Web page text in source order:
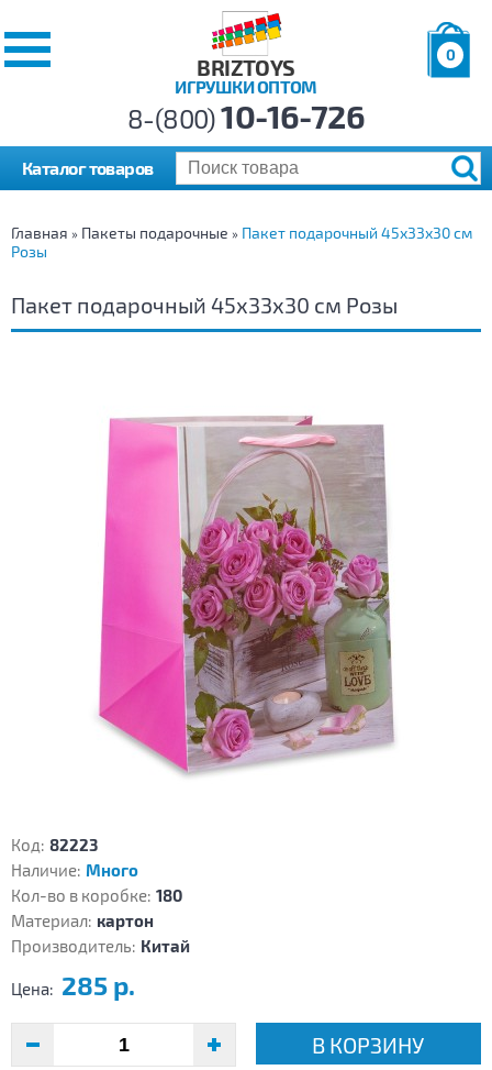
BRIZTOYS
ИГРУШКИ ОПТОМ
0
р.
8-(800)10-16-726
Каталог товаров
Главная » Пакеты подарочные » Пакет подарочный 45х33х30 см
Розы
Пакет подарочный 45х33х30 см Розы
Код: 82223
Наличие: Много
Кол-во в коробке: 180
Материал: картон
Производитель: Китай
Цена: 285 р.
В КОРЗИНУ